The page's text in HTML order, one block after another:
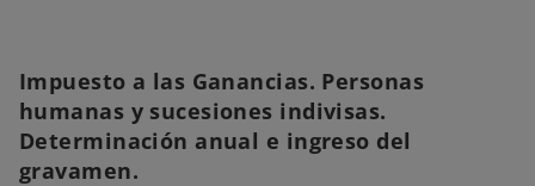
Impuesto a las Ganancias. Personas
humanas y sucesiones indivisas.
Determinación anual e ingreso del
gravamen.